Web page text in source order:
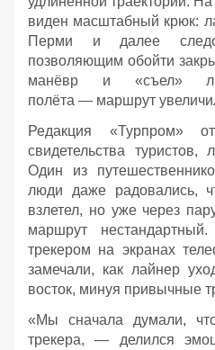
виден масштабный крюк:
Перми и далее
позволяющим обойти
манёвр и «съел»
полёта — маршрут
Редакция «Турпром»
свидетельства
Один из
люди даже радовались,
взлетел, но уже через
маршрут
трекером на экранах
замечали, как лайнер
восток, минуя привычные
«Мы сначала думали,
трекера, — делился